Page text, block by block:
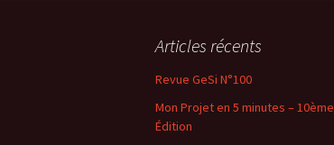
Articles récents
Revue GeSi N°100
Mon Projet en 5 minutes – 10ème
Édition